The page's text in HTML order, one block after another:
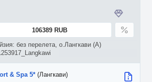
106389 RUB
без перелета, о.Лангкави (A)
& Spa 5* (Лангкави)